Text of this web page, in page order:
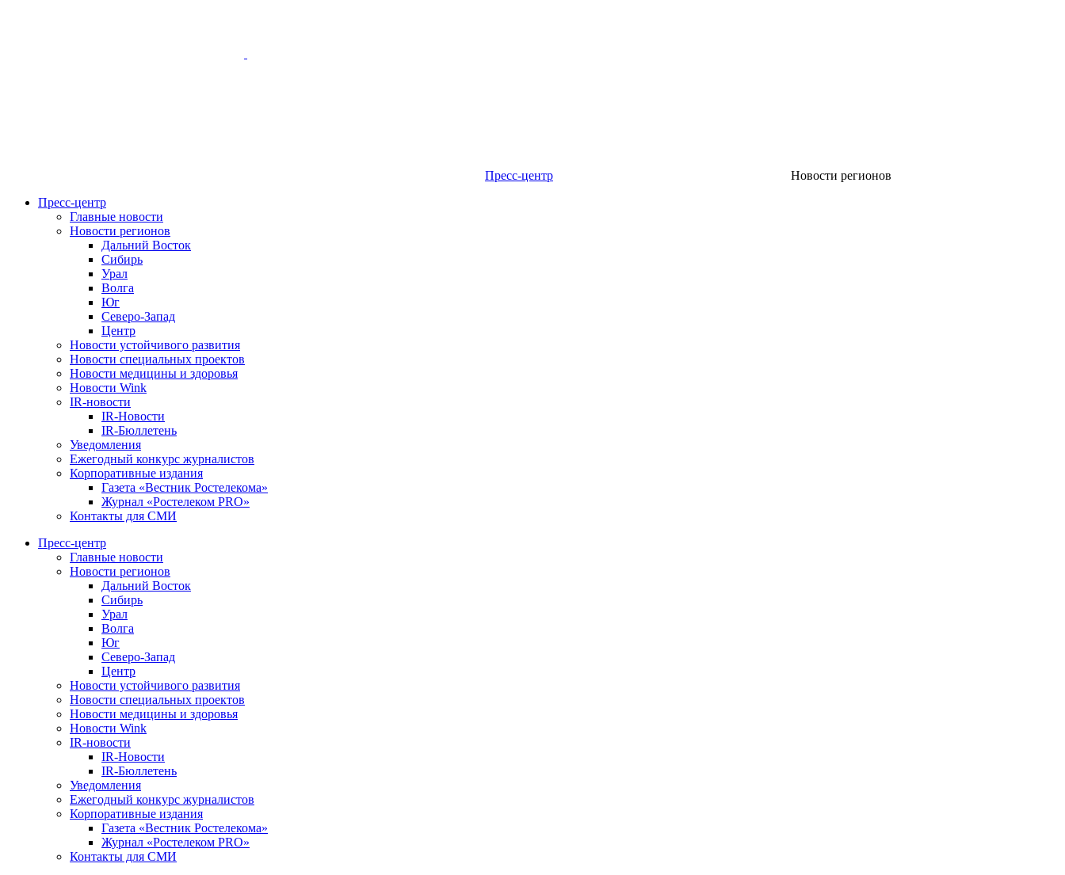
Пресс-центр
Новости регионов
Пресс-центр
Главные новости
Новости регионов
Дальний Восток
Сибирь
Урал
Волга
Юг
Северо-Запад
Центр
Новости устойчивого развития
Новости специальных проектов
Новости медицины и здоровья
Новости Wink
IR-новости
IR-Новости
IR-Бюллетень
Уведомления
Ежегодный конкурс журналистов
Корпоративные издания
Газета «Вестник Ростелекома»
Журнал «Ростелеком PRO»
Контакты для СМИ
Пресс-центр
Главные новости
Новости регионов
Дальний Восток
Сибирь
Урал
Волга
Юг
Северо-Запад
Центр
Новости устойчивого развития
Новости специальных проектов
Новости медицины и здоровья
Новости Wink
IR-новости
IR-Новости
IR-Бюллетень
Уведомления
Ежегодный конкурс журналистов
Корпоративные издания
Газета «Вестник Ростелекома»
Журнал «Ростелеком PRO»
Контакты для СМИ